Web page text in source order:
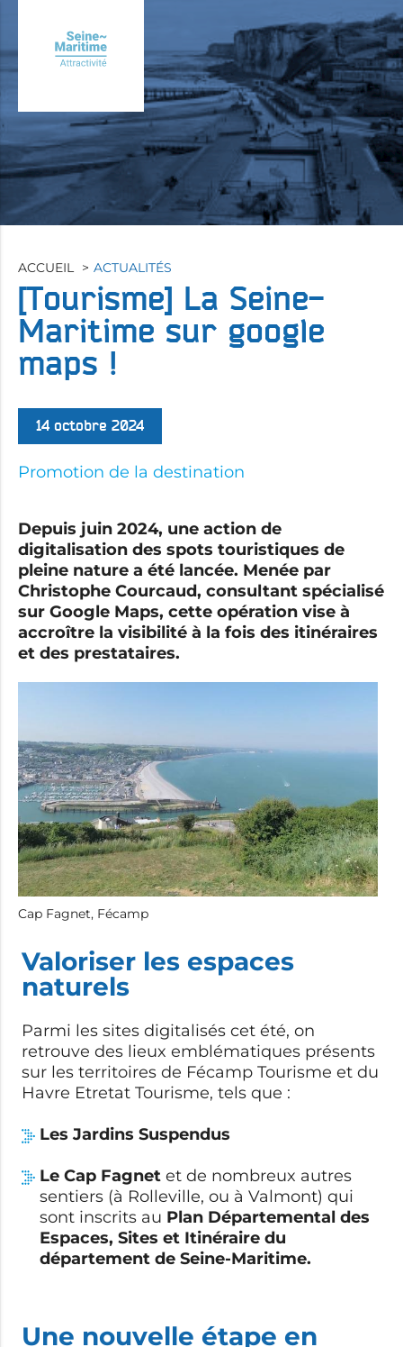
contenu
principal
ACCUEIL ACTUALITÉS
[Tourisme] La Seine-
Maritime sur google
maps !
14 octobre 2024
Promotion de la destination
Depuis juin 2024, une action de
digitalisation des spots touristiques de
pleine nature a été lancée. Menée par
Christophe Courcaud, consultant spécialisé
sur Google Maps, cette opération vise à
accroître la visibilité à la fois des itinéraires
et des prestataires.
Cap Fagnet, Fécamp
Valoriser les espaces
naturels
Parmi les sites digitalisés cet été, on
retrouve des lieux emblématiques présents
sur les territoires de Fécamp Tourisme et du
Havre Etretat Tourisme, tels que :
Les Jardins Suspendus
Le Cap Fagnet et de nombreux autres
sentiers (à Rolleville, ou à Valmont) qui
sont inscrits au Plan Départemental des
Espaces, Sites et Itinéraire du
département de Seine-Maritime.
Une nouvelle étape en